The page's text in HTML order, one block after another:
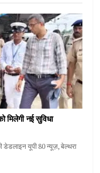
मिलेगी नई सुविधा
डेडलाइन यूपी 80 न्यूज़, बेल्थरा